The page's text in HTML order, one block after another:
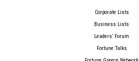
Corporate Lists
Business Lists
Leaders’ Forum
Fortune Talks